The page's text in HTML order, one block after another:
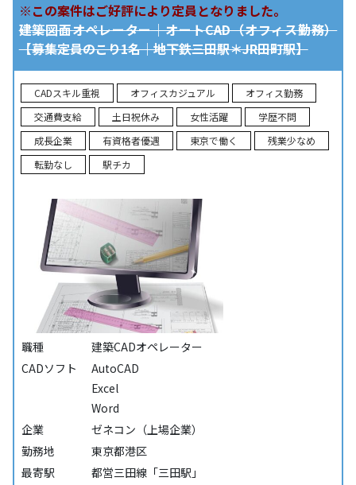
※この案件はご好評により定員となりました。
建築図面オペレーター｜オートCAD（オフィス勤務）
【募集定員のこり1名｜地下鉄三田駅＊JR田町駅】
CADスキル重視 オフィスカジュアル
オフィス勤務
交通費支給
土日祝休み 女性活躍
学歴不問
成長企業
有資格者優遇 東京で働く
残業少なめ
転勤なし
駅チカ
職種
建築CADオペレーター
CADソフト
AutoCAD
Excel
Word
企業
ゼネコン（上場企業）
勤務地
東京都港区
最寄駅
都営三田線「三田駅」